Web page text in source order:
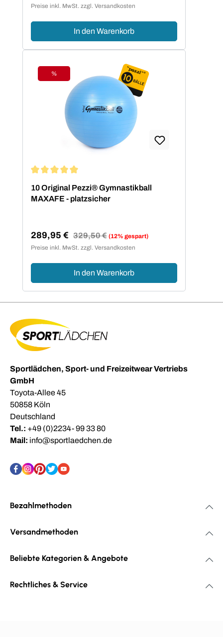
Preise inkl. MwSt. zzgl. Versandkosten
In den Warenkorb
Rabatt
%
10 Original Pezzi® Gymnastikball
MAXAFE - platzsicher
Verkaufspreis:
289,95 € Regulärer Preis:
329,50 € (12% gespart)
Preise inkl. MwSt. zzgl. Versandkosten
In den Warenkorb
Sportlädchen, Sport- und Freizeitwear Vertriebs
GmbH
Toyota-Allee 45
50858 Köln
Deutschland
Tel.: +49 (0)2234- 99 33 80
Mail: info@sportlaedchen.de
Bezahlmethoden
Versandmethoden
Beliebte Kategorien & Angebote
Rechtliches & Service